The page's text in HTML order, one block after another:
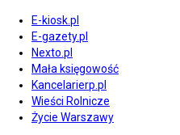
E-kiosk.pl
E-gazety.pl
Nexto.pl
Mała księgowość
Kancelarierp.pl
Wieści Rolnicze
Życie Warszawy